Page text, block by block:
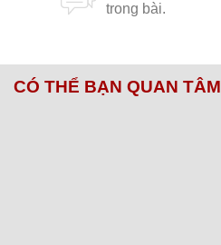
CÓ THỂ BẠN QUAN TÂM